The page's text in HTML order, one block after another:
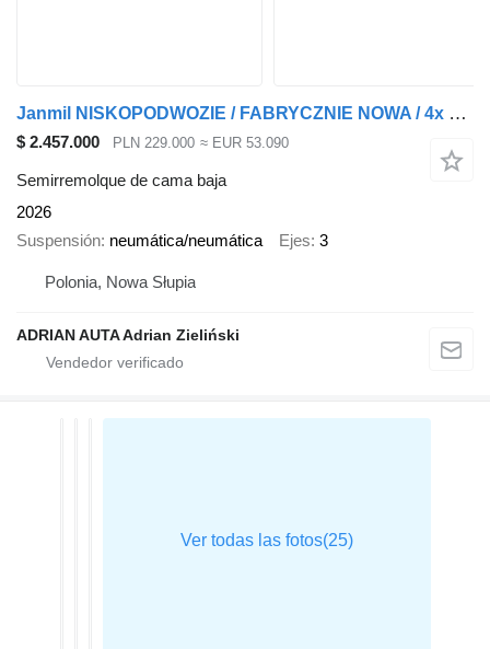
Janmil NISKOPODWOZIE / FABRYCZNIE NOWA / 4x ZAGŁĘBIANA / OŚ SKRĘTNA I P
$ 2.457.000 PLN 229.000 ≈ EUR 53.090
Semirremolque de cama baja
2026
Suspensión neumática/neumática Ejes 3
Polonia, Nowa Słupia
ADRIAN AUTA Adrian Zieliński